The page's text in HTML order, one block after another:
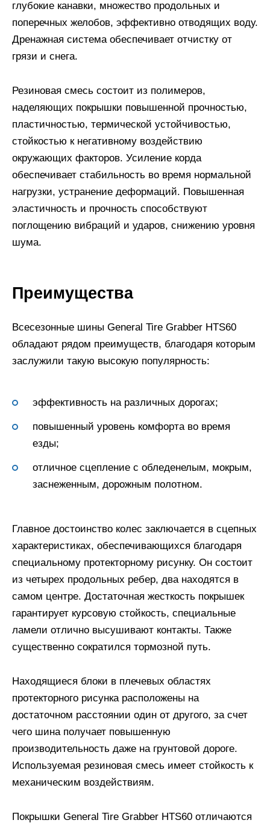
глубокие канавки, множество продольных и
поперечных желобов, эффективно отводящих воду.
Дренажная система обеспечивает отчистку от
грязи и снега.
Резиновая смесь состоит из полимеров,
наделяющих покрышки повышенной прочностью,
пластичностью, термической устойчивостью,
стойкостью к негативному воздействию
окружающих факторов. Усиление корда
обеспечивает стабильность во время нормальной
нагрузки, устранение деформаций. Повышенная
эластичность и прочность способствуют
поглощению вибраций и ударов, снижению уровня
шума.
Преимущества
Всесезонные шины General Tire Grabber HTS60
обладают рядом преимуществ, благодаря которым
заслужили такую высокую популярность:
эффективность на различных дорогах;
повышенный уровень комфорта во время
езды;
отличное сцепление с обледенелым, мокрым,
заснеженным, дорожным полотном.
Главное достоинство колес заключается в сцепных
характеристиках, обеспечивающихся благодаря
специальному протекторному рисунку. Он состоит
из четырех продольных ребер, два находятся в
самом центре. Достаточная жесткость покрышек
гарантирует курсовую стойкость, специальные
ламели отлично высушивают контакты. Также
существенно сократился тормозной путь.
Находящиеся блоки в плечевых областях
протекторного рисунка расположены на
достаточном расстоянии один от другого, за счет
чего шина получает повышенную
производительность даже на грунтовой дороге.
Используемая резиновая смесь имеет стойкость к
механическим воздействиям.
Покрышки General Tire Grabber HTS60 отличаются